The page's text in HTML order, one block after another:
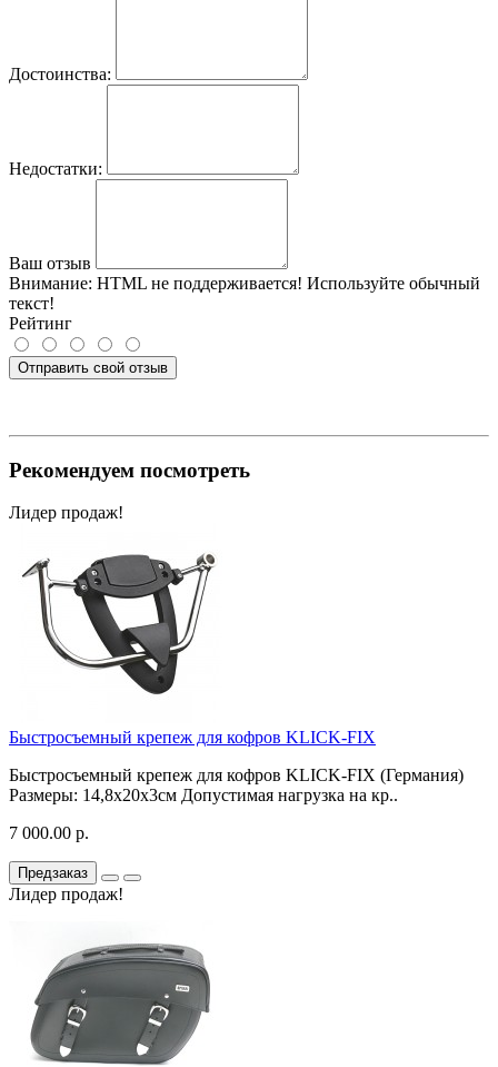
Достоинства:
Недостатки:
Ваш отзыв
Внимание: HTML не поддерживается! Используйте обычный
текст!
Рейтинг
Отправить свой отзыв
Рекомендуем посмотреть
Лидер продаж!
Быстросъемный крепеж для кофров KLICK-FIX
Быстросъемный крепеж для кофров KLICK-FIX (Германия)
Размеры: 14,8x20x3см Допустимая нагрузка на кр..
7 000.00 р.
Предзаказ
Лидер продаж!